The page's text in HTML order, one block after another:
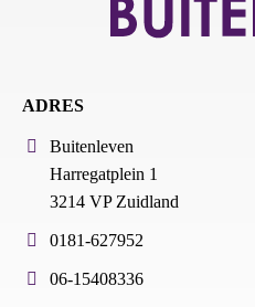
ADRES
Buitenleven
Harregatplein 1
3214 VP Zuidland
0181-627952
06-15408336